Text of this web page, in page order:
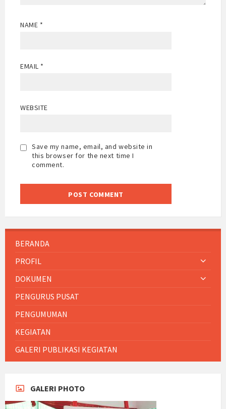
NAME *
EMAIL *
WEBSITE
Save my name, email, and website in
this browser for the next time I
comment.
BERANDA
PROFIL
DOKUMEN
PENGURUS PUSAT
PENGUMUMAN
KEGIATAN
GALERI PUBLIKASI KEGIATAN
GALERI PHOTO